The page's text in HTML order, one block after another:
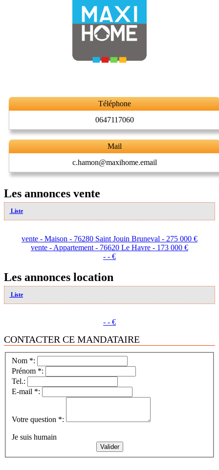
Téléphone
0647117060
Mail
c.hamon@maxihome.email
Les annonces vente
Liste
vente - Maison - 76280 Saint Jouin Bruneval - 275 000 €
vente - Appartement - 76620 Le Havre - 173 000 €
- - €
Les annonces location
Liste
- - €
CONTACTER CE MANDATAIRE
Nom *:
Prénom *:
Tel.:
E-mail *:
Votre question *:
Je suis humain